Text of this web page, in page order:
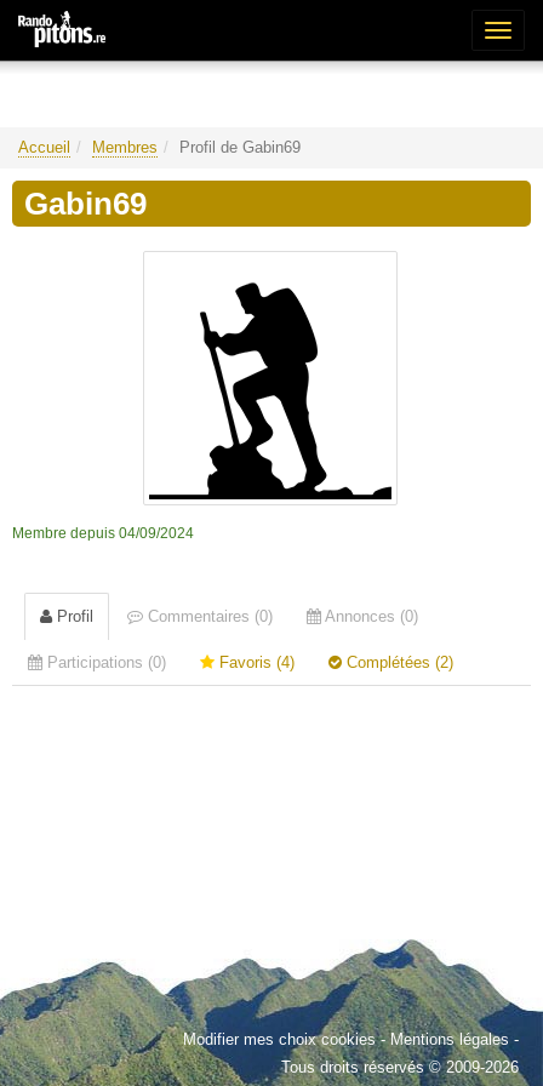
Accueil Membres Profil de Gabin69
Gabin69
Membre depuis 04/09/2024
Profil Commentaires (0) Annonces (0)
Participations (0) Favoris (4) Complétées (2)
Modifier mes choix cookies-Mentions légales -
Tous droits réservés © 2009-2026